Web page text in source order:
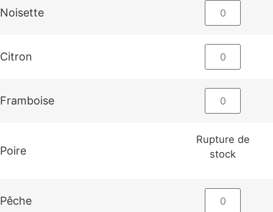
Noisette
Citron
Framboise
Poire
Rupture de
stock
Pêche